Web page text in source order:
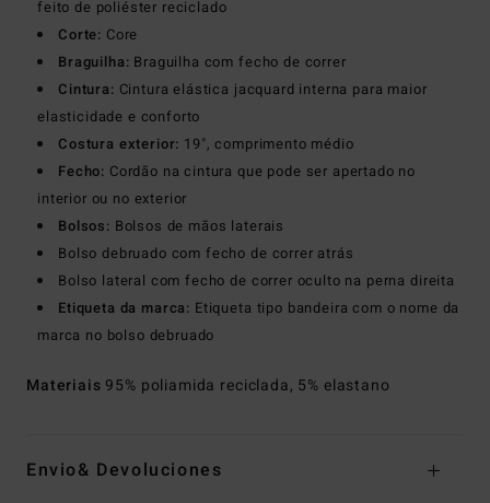
feito de poliéster reciclado
Corte: Core
Braguilha: Braguilha com fecho de correr
Cintura: Cintura elástica jacquard interna para maior
elasticidade e conforto
Costura exterior: 19", comprimento médio
Fecho: Cordão na cintura que pode ser apertado no
interior ou no exterior
Bolsos: Bolsos de mãos laterais
Bolso debruado com fecho de correr atrás
Bolso lateral com fecho de correr oculto na perna direita
Etiqueta da marca: Etiqueta tipo bandeira com o nome da
marca no bolso debruado
Materiais 95% poliamida reciclada, 5% elastano
Envio& Devoluciones